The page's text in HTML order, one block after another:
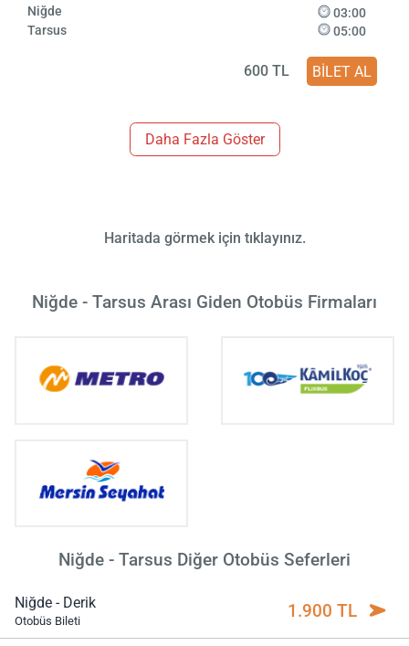
Niğde
Tarsus
03:00
05:00
600 TL BİLET AL
Daha Fazla Göster
Haritada görmek için tıklayınız.
Niğde - Tarsus Arası Giden Otobüs Firmaları
Niğde - Tarsus Diğer Otobüs Seferleri
Niğde - Derik
Otobüs Bileti 1.900 TL